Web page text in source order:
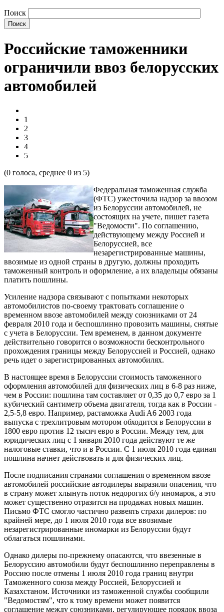
Поиск
Российские таможенники
ограничили ввоз белорусских
автомобилей
1
2
3
4
5
(0 голоса, среднее 0 из 5)
Федеральная таможенная служба
(ФТС) ужесточила надзор за ввозом
из Белоруссии автомобилей, не
состоящих на учете, пишет газета
"Ведомости". По соглашению,
действующему между Россией и
Белоруссией, все
незарегистрированные машины,
ввозимые из одной страны в другую, должны проходить
таможенный контроль и оформление, а их владельцы обязаны
платить пошлины.
Усиление надзора связывают с попытками некоторых
автомобилистов по-своему трактовать соглашение о
временном ввозе автомобилей между союзниками от 24
февраля 2010 года и беспошлинно провозить машины, снятые
с учета в Белоруссии. Тем временем, в данном документе
действительно говорится о возможности бесконтрольного
прохождения границы между Белоруссией и Россией, однако
речь идет о зарегистрированных автомобилях.
В настоящее время в Белоруссии стоимость таможенного
оформления автомобилей для физических лиц в 6-8 раз ниже,
чем в России: пошлина там составляет от 0,35 до 0,7 евро за 1
кубический сантиметр объема двигателя, тогда как в России -
2,5-5,8 евро. Например, растаможка Audi A6 2003 года
выпуска с трехлитровым мотором обходится в Белоруссии в
1800 евро против 12 тысяч евро в России. Между тем, для
юридических лиц с 1 января 2010 года действуют те же
налоговые ставки, что и в России. С 1 июля 2010 года единая
пошлина начнет действовать и для физических лиц.
После подписания странами соглашения о временном ввозе
автомобилей российские автодилеры выразили опасения, что
в страну может хлынуть поток недорогих б/у иномарок, а это
может существенно отразится на продажах новых машин.
Письмо ФТС смогло частично развеять страхи дилеров: по
крайней мере, до 1 июля 2010 года все ввозимые
незарегистрированные иномарки из Белоруссии будут
облагаться пошлинами.
Однако дилеры по-прежнему опасаются, что ввезенные в
Белоруссию автомобили будут беспошлинно переправлены в
Россию после отмены 1 июля 2010 года границ внутри
Таможенного союза между Россией, Белоруссией и
Казахстаном. Источники из таможенной службы сообщили
"Ведомостям", что к тому времени может появится
соглашение между союзниками, регулирующее порядок ввоза